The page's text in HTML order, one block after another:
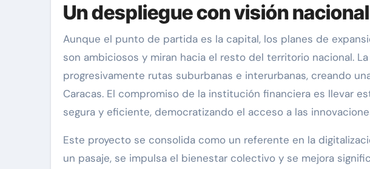
Un despliegue con visión nacional
Aunque el punto de partida es la capital, los planes de
son ambiciosos y miran hacia el resto del territorio nacional.
progresivamente rutas suburbanas e interurbanas, creando
Caracas. El compromiso de la institución financiera es llevar
segura y eficiente, democratizando el acceso a las
Este proyecto se consolida como un referente en la
un pasaje, se impulsa el bienestar colectivo y se mejora